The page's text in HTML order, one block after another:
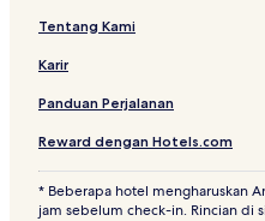
Tentang Kami
Karir
Panduan Perjalanan
Reward dengan Hotels.com
* Beberapa hotel mengharuskan
jam sebelum check-in. Rincian di